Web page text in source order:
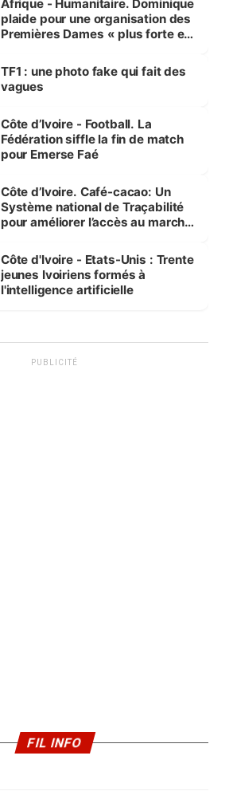
Afrique - Humanitaire. Dominique
plaide pour une organisation des
Premières Dames « plus forte et
sur la scène internationale »
TF1 : une photo fake qui fait des
vagues
Côte d’Ivoire - Football. La
Fédération siffle la fin de match
pour Emerse Faé
Côte d’Ivoire. Café-cacao: Un
Système national de Traçabilité
pour améliorer l’accès au marché
Côte d'Ivoire - Etats-Unis : Trente
jeunes Ivoiriens formés à
l'intelligence artificielle
PUBLICITÉ
FIL INFO